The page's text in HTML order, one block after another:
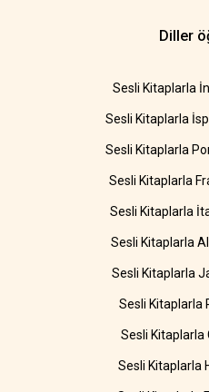
Diller
Sesli Kitaplarla
Sesli Kitaplarla
Sesli Kitaplarla
Sesli Kitaplarla
Sesli Kitaplarla
Sesli Kitaplarla
Sesli Kitaplarla
Sesli Kitaplarla
Sesli Kitaplarla
Sesli Kitaplarla